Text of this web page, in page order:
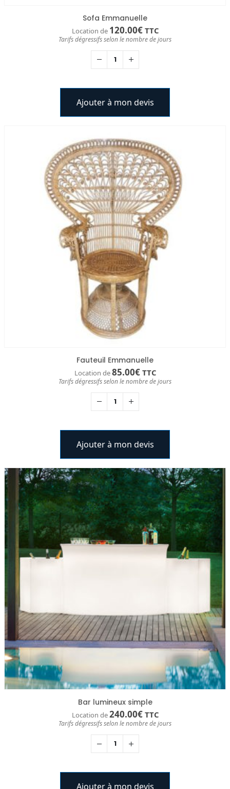
Sofa Emmanuelle
Location de 120.00€ TTC
Tarifs dégressifs selon le nombre de jours
Ajouter à mon devis
Fauteuil Emmanuelle
Location de85.00€ TTC
Tarifs dégressifs selon le nombre de jours
Ajouter à mon devis
Bar lumineux simple
Location de240.00€ TTC
Tarifs dégressifs selon le nombre de jours
Ajouter à mon devis